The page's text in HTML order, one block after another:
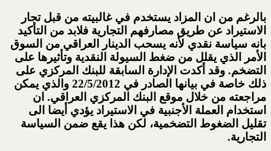
بالرغم من ان المزاد يستخدم في غالبيته من قبل تجار
الاستيراد عن طريق مصارفهم التجارية فلابد من التأكيد
بانه سياسة نقدي لأنه يسحب الدينار العراقي من السوق
الأمر الذي يقلل من ضغط السيولة النقدية وتأثيرها على
التضخم. وقد أكدت الإدارة السابقة للبنك المركزي على
ذلك خاصة في بيانها الصادر في 22/5/2012 والذي يمكن
مراجعته من خلال موقع البنك المركزي العراقي. ان
استخدام العملة الأجنبية في الاستيراد يؤدي أيضا الى
تقليل الضغوط التضخمية، لكن هذا يقع ضمن السياسة
التجارية.